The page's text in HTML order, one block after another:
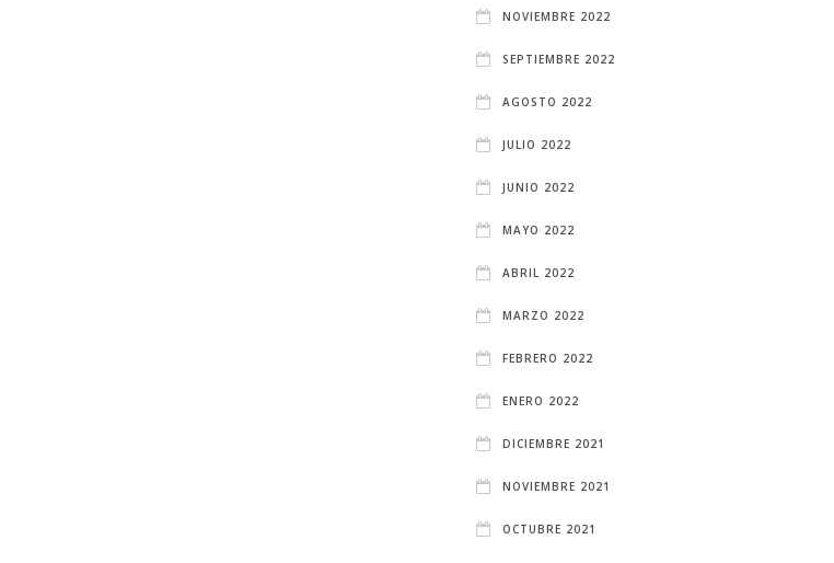
NOVIEMBRE 2022
SEPTIEMBRE 2022
AGOSTO 2022
JULIO 2022
JUNIO 2022
MAYO 2022
ABRIL 2022
MARZO 2022
FEBRERO 2022
ENERO 2022
DICIEMBRE 2021
NOVIEMBRE 2021
OCTUBRE 2021